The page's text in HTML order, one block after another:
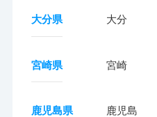
大分県 大分
宮崎県 宮崎
鹿児島県 鹿児島